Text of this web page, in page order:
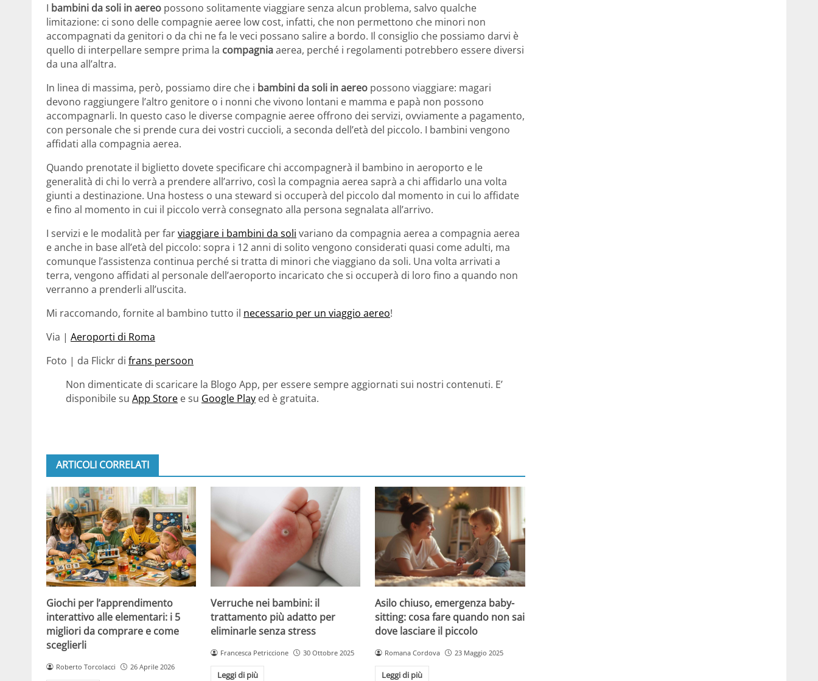
I bambini da soli in aereo possono solitamente viaggiare senza alcun problema, salvo qualche
limitazione: ci sono delle compagnie aeree low cost, infatti, che non permettono che minori non
accompagnati da genitori o da chi ne fa le veci possano salire a bordo. Il consiglio che possiamo darvi è
quello di interpellare sempre prima la compagniaaerea, perché i regolamenti potrebbero essere diversi
da una all’altra.
In linea di massima, però, possiamo dire che i bambini da soli in aereo possono viaggiare: magari
devono raggiungere l’altro genitore o i nonni che vivono lontani e mamma e papà non possono
accompagnarli. In questo caso le diverse compagnie aeree offrono dei servizi, ovviamente a pagamento,
con personale che si prende cura dei vostri cuccioli, a seconda dell’età del piccolo. I bambini vengono
affidati alla compagnia aerea.
Quando prenotate il biglietto dovete specificare chi accompagnerà il bambino in aeroporto e le
generalità di chi lo verrà a prendere all’arrivo, così la compagnia aerea saprà a chi affidarlo una volta
giunti a destinazione. Una hostess o una steward si occuperà del piccolo dal momento in cui lo affidate
e fino al momento in cui il piccolo verrà consegnato alla persona segnalata all’arrivo.
I servizi e le modalità per farviaggiare i bambini da soli variano da compagnia aerea a compagnia aerea
e anche in base all’età del piccolo: sopra i 12 anni di solito vengono considerati quasi come adulti, ma
comunque l’assistenza continua perché si tratta di minori che viaggiano da soli. Una volta arrivati a
terra, vengono affidati al personale dell’aeroporto incaricato che si occuperà di loro fino a quando non
verranno a prenderli all’uscita.
Mi raccomando, fornite al bambino tutto il necessario per un viaggio aereo!
Via | Aeroporti di Roma
Foto | da Flickr di frans persoon
Non dimenticate di scaricare la Blogo App, per essere sempre aggiornati sui nostri contenuti. E’
disponibile su App Store e su Google Play ed è gratuita.
ARTICOLI CORRELATI
Giochi per l’apprendimento
interattivo alle elementari: i 5
migliori da comprare e come
sceglierli
Roberto Torcolacci 26 Aprile 2026
Verruche nei bambini: il
trattamento più adatto per
eliminarle senza stress
Francesca Petriccione 30 Ottobre 2025
Leggi di più
Asilo chiuso, emergenza baby-
sitting: cosa fare quando non sai
dove lasciare il piccolo
Romana Cordova 23 Maggio 2025
Leggi di più